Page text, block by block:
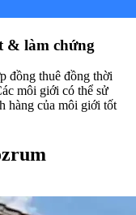
& làm chứng
đồng thuê đồng thời
môi giới có thể sử
hàng của môi giới tốt